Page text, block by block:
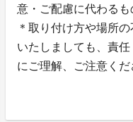
意・ご配慮に代わるも
＊取り付け方や場所
いたしましても、責
にご理解、ご注意くだ